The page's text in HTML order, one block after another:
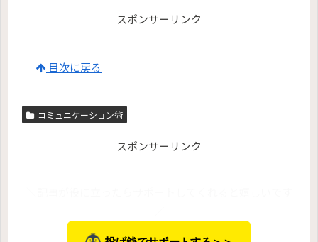
スポンサーリンク
目次に戻る
コミュニケーション術
スポンサーリンク